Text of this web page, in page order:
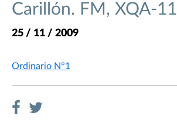
Carillón. FM, XQA-11
25 / 11 / 2009
Ordinario N°1